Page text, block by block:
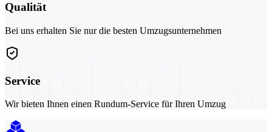
Qualität
Bei uns erhalten Sie nur die besten Umzugsunternehmen
Service
Wir bieten Ihnen einen Rundum-Service für Ihren Umzug